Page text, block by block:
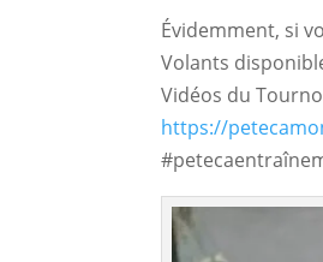
Évidemment, si
Volants
Vidéos du
https://